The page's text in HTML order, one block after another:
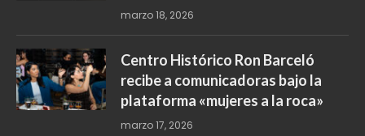
marzo 18, 2026
Centro Histórico Ron Barceló
recibe a comunicadoras bajo la
plataforma «mujeres a la roca»
marzo 17, 2026